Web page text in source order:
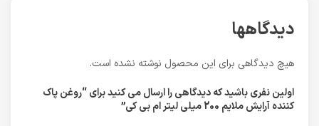
دیدگاهها
هیچ دیدگاهی برای این محصول نوشته نشده است.
اولین نفری باشید که دیدگاهی را ارسال می کنید برای “روغن پاک
کننده آرایش ملایم 200 میلی لیتر ام بی کی”